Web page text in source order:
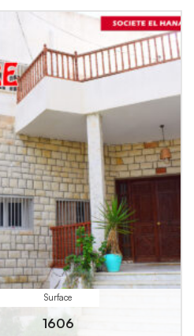
Surface
1606